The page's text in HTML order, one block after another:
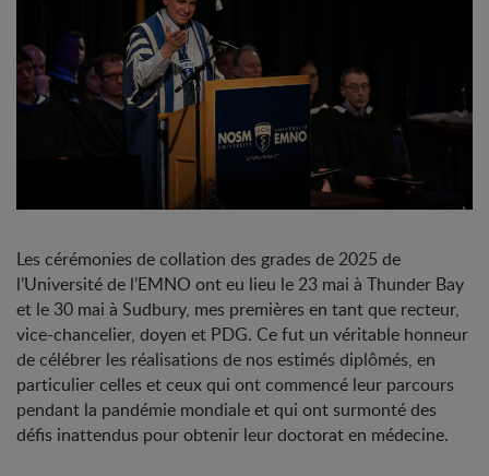
Les cérémonies de collation des grades de 2025 de
l’Université de l’EMNO ont eu lieu le 23 mai à Thunder Bay
et le 30 mai à Sudbury, mes premières en tant que recteur,
vice-chancelier, doyen et PDG. Ce fut un véritable honneur
de célébrer les réalisations de nos estimés diplômés, en
particulier celles et ceux qui ont commencé leur parcours
pendant la pandémie mondiale et qui ont surmonté des
défis inattendus pour obtenir leur doctorat en médecine.